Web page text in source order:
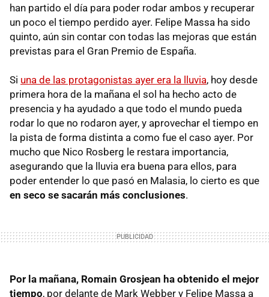
han partido el día para poder rodar ambos y recuperar
un poco el tiempo perdido ayer. Felipe Massa ha sido
quinto, aún sin contar con todas las mejoras que están
previstas para el Gran Premio de España.
Si una de las protagonistas ayer era la lluvia, hoy desde
primera hora de la mañana el sol ha hecho acto de
presencia y ha ayudado a que todo el mundo pueda
rodar lo que no rodaron ayer, y aprovechar el tiempo en
la pista de forma distinta a como fue el caso ayer. Por
mucho que Nico Rosberg le restara importancia,
asegurando que la lluvia era buena para ellos, para
poder entender lo que pasó en Malasia, lo cierto es que
en seco se sacarán más conclusiones.
Por la mañana, Romain Grosjean ha obtenido el mejor
tiempo, por delante de Mark Webber y Felipe Massa a